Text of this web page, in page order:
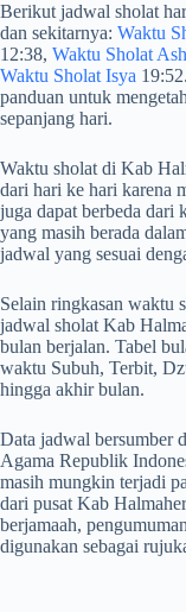
Berikut jadwal sholat
dan sekitarnya: Waktu
12:38, Waktu Sholat
Waktu Sholat Isya
panduan untuk
sepanjang hari.
Waktu sholat di Kab
dari hari ke hari karena
juga dapat berbeda dari
yang masih berada
jadwal yang sesuai
Selain ringkasan waktu
jadwal sholat Kab
bulan berjalan. Tabel
waktu Subuh, Terbit,
hingga akhir bulan.
Data jadwal bersumber
Agama Republik
masih mungkin terjadi
dari pusat Kab
berjamaah,
digunakan sebagai